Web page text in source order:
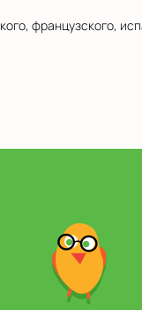
французского,